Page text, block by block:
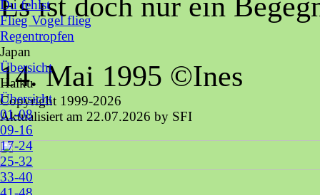
Du fehlst
Flieg Vogel flieg
Regentropfen
Japan
Übersicht
Haiku▼
Übersicht
01-08
09-16
17-24
25-32
33-40
14. Mai 1995 ©Ines
Copyright 1999-2026
Aktualisiert am 22.07.2026 by SFI